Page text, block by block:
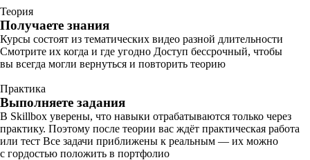
Теория
Получаете знания
Курсы состоят из тематических видео разной длительности
Смотрите их когда и где угодно Доступ бессрочный, чтобы
вы всегда могли вернуться и повторить теорию
Практика
Выполняете задания
В Skillbox уверены, что навыки отрабатываются только через
практику. Поэтому после теории вас ждёт практическая работа
или тест Все задачи приближены к реальным — их можно
с гордостью положить в портфолио